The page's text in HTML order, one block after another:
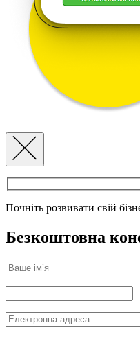
Почніть розвивати свій
Безкоштовна